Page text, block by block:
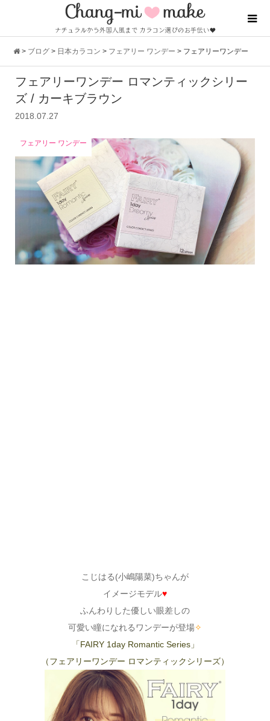
> ブログ > 日本カラコン > フェアリー ワンデー > フェアリーワンデー
ロマンティックシリーズ / カーキブラウン
フェアリーワンデー ロマンティックシリー
ズ / カーキブラウン
2018.07.27
フェアリー ワンデー
こじはる(小嶋陽菜)ちゃんが
イメージモデル♥
ふんわりした優しい眼差しの
可愛い瞳になれるワンデーが登場✧
「FAIRY 1day Romantic Series」
（フェアリーワンデー ロマンティックシリーズ）